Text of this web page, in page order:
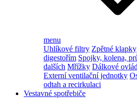
menu
Uhlíkové filtry Zpětné klapky
digestořím Spojky, kolena,
dalších Mřížky Dálkové
Externí ventilační jednotky
odtah a recirkulaci
Vestavné spotřebiče